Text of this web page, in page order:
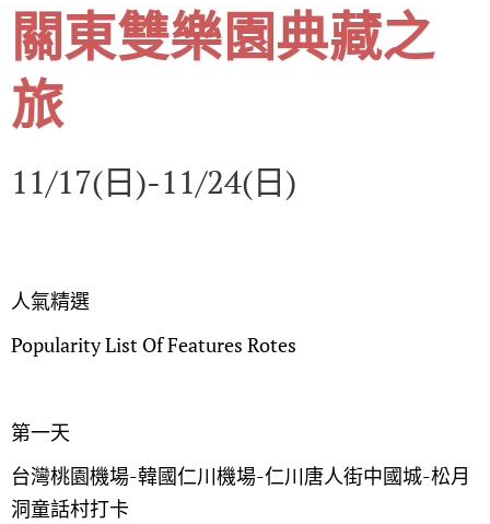
關東雙樂園典藏之
旅
11/17(日)-11/24(日)
人氣精選
Popularity List Of Features Rotes
第一天
台灣桃園機場-韓國仁川機場-仁川唐人街中國城-松月
洞童話村打卡